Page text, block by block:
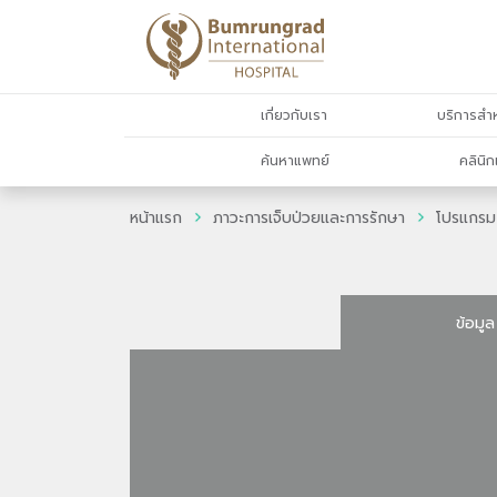
เกี่ยวกับเรา บริการส
ค้นหาแพทย์ คลินิก
หน้าแรก ภาวะการเจ็บป่วยและการรักษา โปรแกร
ข้อมูล